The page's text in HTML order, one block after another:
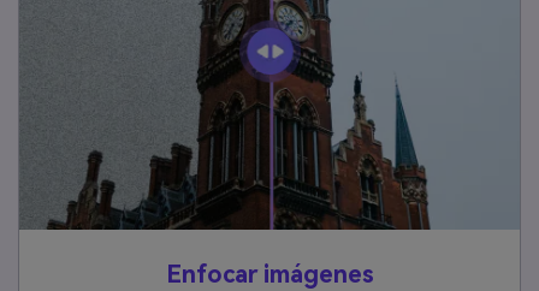
Enfocar imágenes